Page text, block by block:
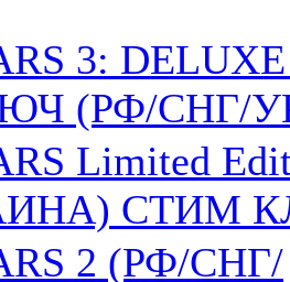
3:
(РФ/СНГ/
Limited
СТИМ
2 (РФ/СНГ/